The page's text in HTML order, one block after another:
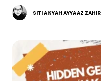
SITI AISYAH AYYA AZ ZAHIR